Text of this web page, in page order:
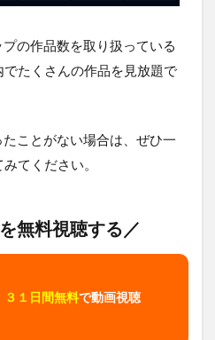
の作品数を取り扱っている
たくさんの作品を見放題で
ことがない場合は、ぜひ一
てください。
無料視聴する／
３１日間無料で動画視聴